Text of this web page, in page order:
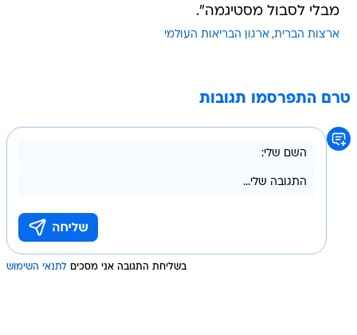
מבלי לסבול מסטיגמה".
ארצות הברית ארגון הבריאות העולמי
טרם התפרסמו תגובות
בשליחת התגובה אני מסכים לתנאי השימוש